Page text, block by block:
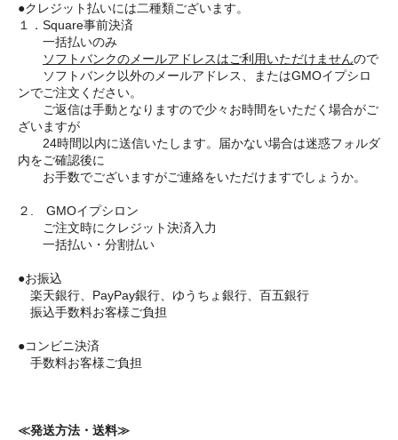
●クレジット払いには二種類ございます。
１．Square事前決済
一括払いのみ
ソフトバンクのメールアドレスはご利用いただけませんので
ソフトバンク以外のメールアドレス、またはGMOイプシロ
ンでご注文ください。
ご返信は手動となりますので少々お時間をいただく場合がご
ざいますが
24時間以内に送信いたします。届かない場合は迷惑フォルダ
内をご確認後に
お手数でございますがご連絡をいただけますでしょうか。
２. GMOイプシロン
ご注文時にクレジット決済入力
一括払い・分割払い
●お振込
楽天銀行、PayPay銀行、ゆうちょ銀行、百五銀行
振込手数料お客様ご負担
●コンビニ決済
手数料お客様ご負担
≪発送方法・送料≫